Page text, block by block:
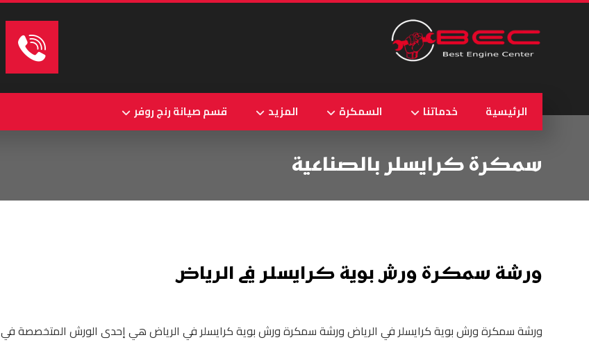
الرئيسية خدماتنا السمكرة المزيد قسم صيانة رنج روفر
سمكرة كرايسلر بالصناعية
ورشة سمكرة ورش بوية كرايسلر في الرياض
ورشة سمكرة ورش بوية كرايسلر في الرياض ورشة سمكرة ورش بوية كرايسلر في الرياض هي إحدى الورش المتخصصة في